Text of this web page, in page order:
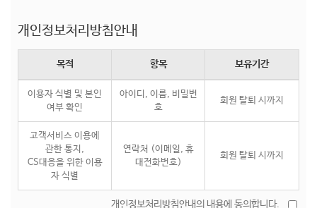
개인정보처리방침안내
목적 항목 보유기간
이용자 식별 및 본인
여부 확인
아이디, 이름, 비밀번
호
회원 탈퇴 시까지
고객서비스 이용에
관한 통지,
CS대응을 위한 이용
자 식별
연락처 (이메일, 휴
대전화번호)
회원 탈퇴 시까지
개인정보처리방침안내의 내용에 동의합니다.